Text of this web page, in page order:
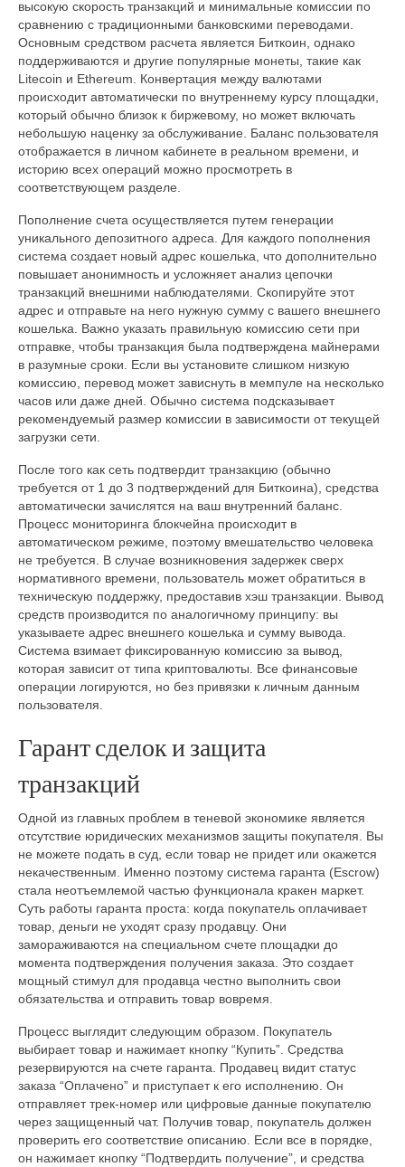
высокую скорость транзакций и минимальные комиссии по
сравнению с традиционными банковскими переводами.
Основным средством расчета является Биткоин, однако
поддерживаются и другие популярные монеты, такие как
Litecoin и Ethereum. Конвертация между валютами
происходит автоматически по внутреннему курсу площадки,
который обычно близок к биржевому, но может включать
небольшую наценку за обслуживание. Баланс пользователя
отображается в личном кабинете в реальном времени, и
историю всех операций можно просмотреть в
соответствующем разделе.
Пополнение счета осуществляется путем генерации
уникального депозитного адреса. Для каждого пополнения
система создает новый адрес кошелька, что дополнительно
повышает анонимность и усложняет анализ цепочки
транзакций внешними наблюдателями. Скопируйте этот
адрес и отправьте на него нужную сумму с вашего внешнего
кошелька. Важно указать правильную комиссию сети при
отправке, чтобы транзакция была подтверждена майнерами
в разумные сроки. Если вы установите слишком низкую
комиссию, перевод может зависнуть в мемпуле на несколько
часов или даже дней. Обычно система подсказывает
рекомендуемый размер комиссии в зависимости от текущей
загрузки сети.
После того как сеть подтвердит транзакцию (обычно
требуется от 1 до 3 подтверждений для Биткоина), средства
автоматически зачислятся на ваш внутренний баланс.
Процесс мониторинга блокчейна происходит в
автоматическом режиме, поэтому вмешательство человека
не требуется. В случае возникновения задержек сверх
нормативного времени, пользователь может обратиться в
техническую поддержку, предоставив хэш транзакции. Вывод
средств производится по аналогичному принципу: вы
указываете адрес внешнего кошелька и сумму вывода.
Система взимает фиксированную комиссию за вывод,
которая зависит от типа криптовалюты. Все финансовые
операции логируются, но без привязки к личным данным
пользователя.
Гарант сделок и защита
транзакций
Одной из главных проблем в теневой экономике является
отсутствие юридических механизмов защиты покупателя. Вы
не можете подать в суд, если товар не придет или окажется
некачественным. Именно поэтому система гаранта (Escrow)
стала неотъемлемой частью функционала кракен маркет.
Суть работы гаранта проста: когда покупатель оплачивает
товар, деньги не уходят сразу продавцу. Они
замораживаются на специальном счете площадки до
момента подтверждения получения заказа. Это создает
мощный стимул для продавца честно выполнить свои
обязательства и отправить товар вовремя.
Процесс выглядит следующим образом. Покупатель
выбирает товар и нажимает кнопку “Купить”. Средства
резервируются на счете гаранта. Продавец видит статус
заказа “Оплачено” и приступает к его исполнению. Он
отправляет трек-номер или цифровые данные покупателю
через защищенный чат. Получив товар, покупатель должен
проверить его соответствие описанию. Если все в порядке,
он нажимает кнопку “Подтвердить получение”, и средства